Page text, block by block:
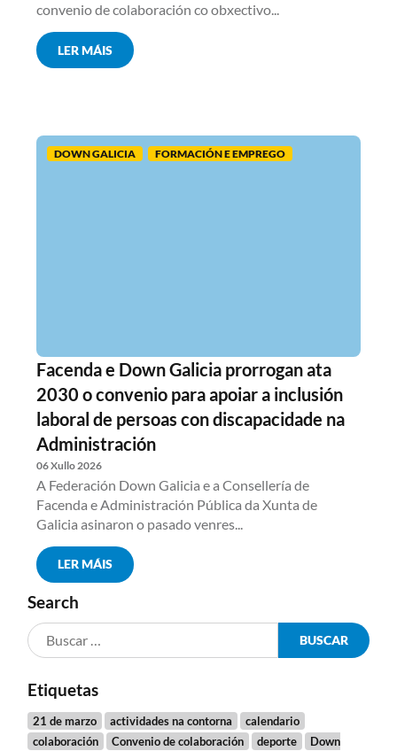
convenio de colaboración co obxectivo...
LER MÁIS
DOWN GALICIA FORMACIÓN E EMPREGO
Facenda e Down Galicia prorrogan ata
2030 o convenio para apoiar a inclusión
laboral de persoas con discapacidade na
Administración
06 Xullo 2026
A Federación Down Galicia e a Consellería de
Facenda e Administración Pública da Xunta de
Galicia asinaron o pasado venres...
LER MÁIS
Search
Etiquetas
21 de marzo actividades na contorna
calendario
colaboración
Convenio de colaboración deporte
Down